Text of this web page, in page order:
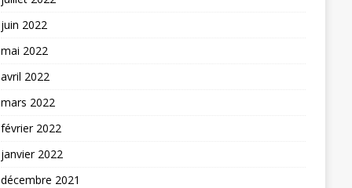
juin 2022
mai 2022
avril 2022
mars 2022
février 2022
janvier 2022
décembre 2021